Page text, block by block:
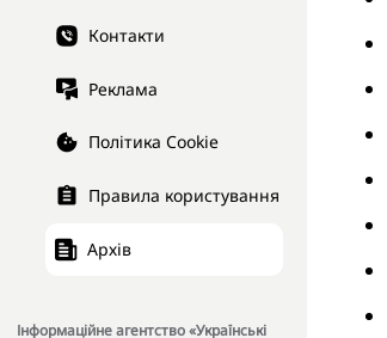
Контакти
Реклама
Політика Cookie
Правила користування
Архів
Інформаційне агентство «Українські